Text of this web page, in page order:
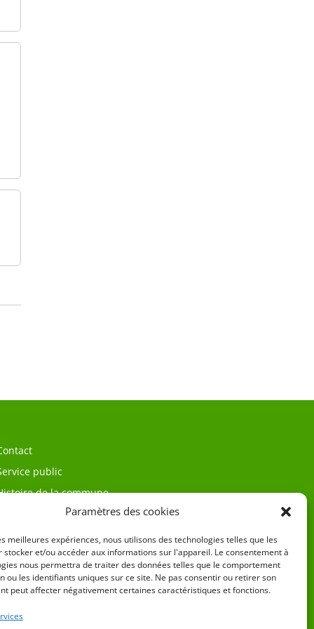
Paramètres des cookies
meilleures expériences, nous utilisons des technologies telles que les
stocker et/ou accéder aux informations sur l'appareil. Le consentement à
nous permettra de traiter des données telles que le comportement
ou les identifiants uniques sur ce site. Ne pas consentir ou retirer son
peut affecter négativement certaines caractéristiques et fonctions.
public
de la commune